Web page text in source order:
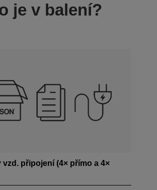
je v balení?
vzd. připojení (4× přímo a 4×